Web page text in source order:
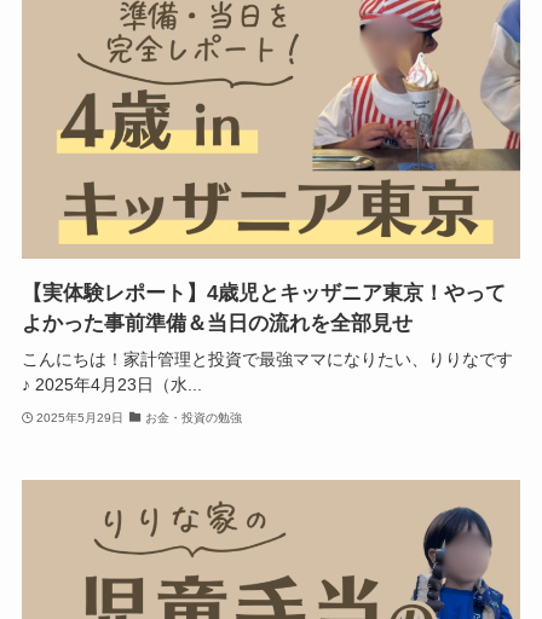
【実体験レポート】4歳児とキッザニア東京！やって
よかった事前準備＆当日の流れを全部見せ
こんにちは！家計管理と投資で最強ママになりたい、りりなです
♪ 2025年4月23日（水...
2025年5月29日 お金・投資の勉強